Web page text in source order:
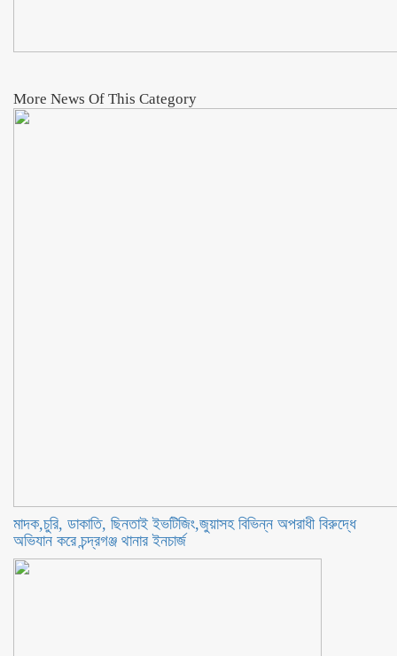
More News Of This Category
মাদক,চুরি, ডাকাতি, ছিনতাই ইভটিজিং,জুয়াসহ বিভিন্ন অপরাধী বিরুদ্ধে
অভিযান করে চন্দ্রগঞ্জ থানার ইনচার্জ